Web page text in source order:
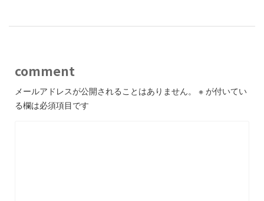
comment
メールアドレスが公開されることはありません。 ※ が付いてい
る欄は必須項目です